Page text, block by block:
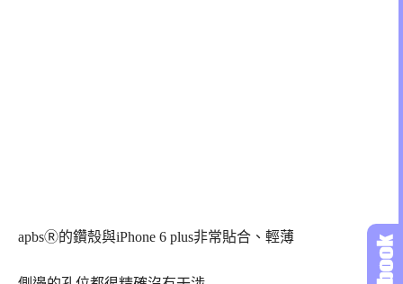
apbsⓇ的鑽殼與iPhone 6 plus非常貼合、輕薄